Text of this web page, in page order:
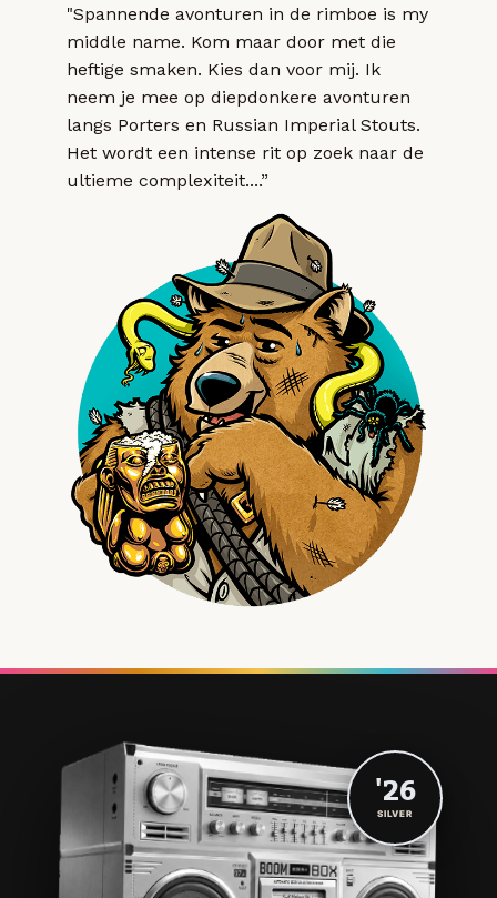
"Spannende avonturen in de rimboe is my
middle name. Kom maar door met die
heftige smaken. Kies dan voor mij. Ik
neem je mee op diepdonkere avonturen
langs Porters en Russian Imperial Stouts.
Het wordt een intense rit op zoek naar de
ultieme complexiteit....”
'26
SILVER